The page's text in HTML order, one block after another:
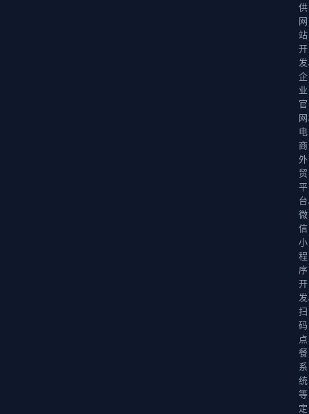
供
网
站
开
企
业
官
电
商
外
贸
平
微
信
小
程
序
开
扫
码
点
餐
系
统
等
定